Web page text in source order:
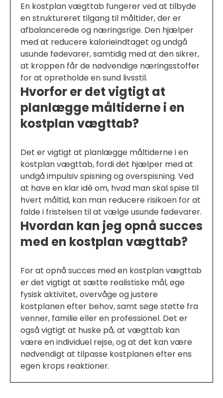
En kostplan vægttab fungerer ved at tilbyde
en struktureret tilgang til måltider, der er
afbalancerede og næringsrige. Den hjælper
med at reducere kalorieindtaget og undgå
usunde fødevarer, samtidig med at den sikrer,
at kroppen får de nødvendige næringsstoffer
for at opretholde en sund livsstil.
Hvorfor er det vigtigt at
planlægge måltiderne i en
kostplan vægttab?
Det er vigtigt at planlægge måltiderne i en
kostplan vægttab, fordi det hjælper med at
undgå impulsiv spisning og overspisning. Ved
at have en klar idé om, hvad man skal spise til
hvert måltid, kan man reducere risikoen for at
falde i fristelsen til at vælge usunde fødevarer.
Hvordan kan jeg opnå succes
med en kostplan vægttab?
For at opnå succes med en kostplan vægttab
er det vigtigt at sætte realistiske mål, øge
fysisk aktivitet, overvåge og justere
kostplanen efter behov, samt søge støtte fra
venner, familie eller en professionel. Det er
også vigtigt at huske på, at vægttab kan
være en individuel rejse, og at det kan være
nødvendigt at tilpasse kostplanen efter ens
egen krops reaktioner.